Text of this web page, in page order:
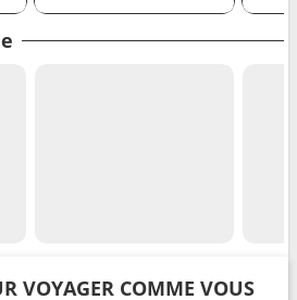
VOYAGER COMME VOUS